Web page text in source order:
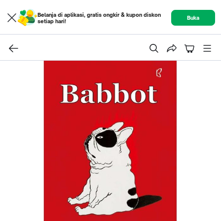
Belanja di aplikasi, gratis ongkir & kupon diskon
setiap hari!
Buka